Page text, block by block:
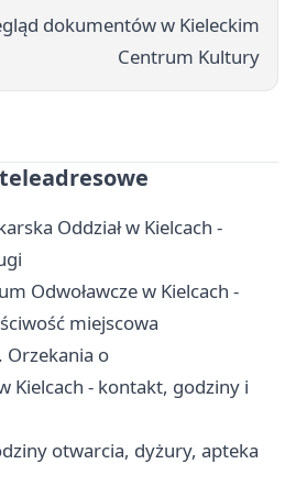
dokumentów w Kieleckim
Centrum Kultury
Oddział w Kielcach -
Odwoławcze w Kielcach -
miejscowa
Orzekania o
Kielcach - kontakt, godziny i
otwarcia, dyżury, apteka